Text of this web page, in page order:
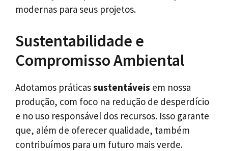
modernas para seus projetos.
Sustentabilidade e
Compromisso Ambiental
Adotamos práticassustentáveis em nossa
produção, com foco na redução de desperdício
e no uso responsável dos recursos. Isso garante
que, além de oferecer qualidade, também
contribuímos para um futuro mais verde.